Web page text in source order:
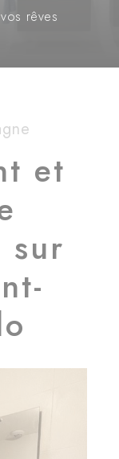
rêves
et
sur